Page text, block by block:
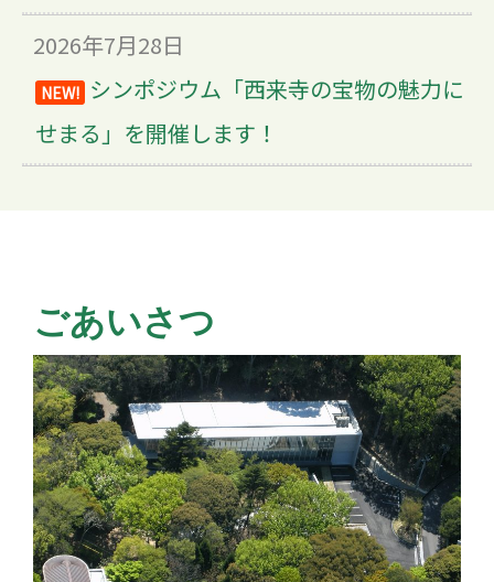
2026年7月28日
NEW! シンポジウム「西来寺の宝物の魅力に
せまる」を開催します！
ごあいさつ